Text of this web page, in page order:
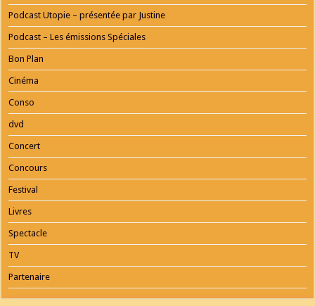
Podcast Utopie – présentée par Justine
Podcast – Les émissions Spéciales
Bon Plan
Cinéma
Conso
dvd
Concert
Concours
Festival
Livres
Spectacle
TV
Partenaire